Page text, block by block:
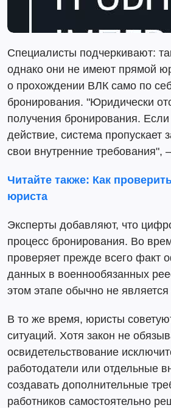
Специалисты подчеркивают:
однако они не имеют прямой
о прохождении ВЛК само по
бронирования. "Юридически
получения бронирования.
действие, система пропускает
свои внутренние требования",
Читайте также: Как
юриста
Эксперты добавляют, что
процесс бронирования. Во
проверяет прежде всего факт
данных в военнообязанных
этом этапе обычно не
В то же время, юристы
ситуаций. Хотя закон не
освидетельствование
работодатели или отдельные
создавать дополнительные
работников самостоятельно